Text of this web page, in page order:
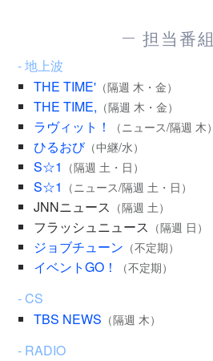
担当番組
- 地上波
THE TIME' （隔週 木・金）
THE TIME, （隔週 木・金）
ラヴィット！ （ニュース/隔週 木）
ひるおび（中継/水）
S☆1 （隔週 土・日）
S☆1 （ニュース/隔週 土・日）
JNNニュース （隔週 土）
フラッシュニュース （隔週 日）
ジョブチューン （不定期）
イベントGO！ （不定期）
- CS
TBS NEWS （隔週 木）
- RADIO